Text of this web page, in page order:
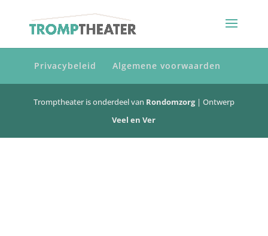
Privacybeleid Algemene voorwaarden
Tromptheater is onderdeel van Rondomzorg | Ontwerp
Veel en Ver